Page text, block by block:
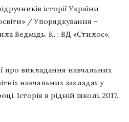
історії України
/ Упорядкування –
Ведмідь. К. : ВД «Стилос»,
про викладання навчальних
навчальних закладах у
Історія в рідній школі. 2017.